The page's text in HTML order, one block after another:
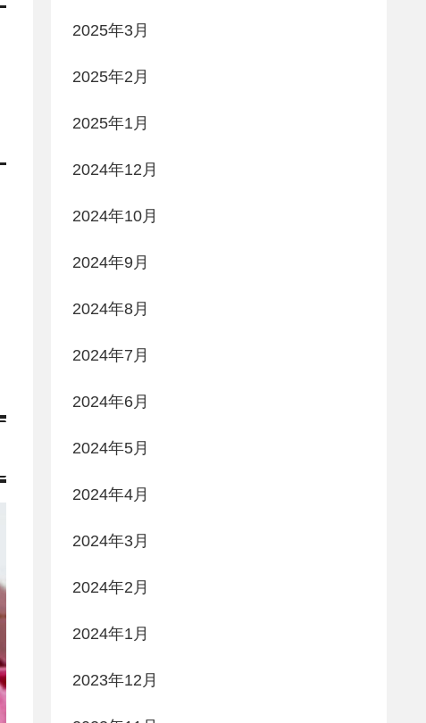
2025年3月
2025年2月
2025年1月
2024年12月
2024年10月
2024年9月
2024年8月
2024年7月
2024年6月
2024年5月
2024年4月
2024年3月
2024年2月
2024年1月
2023年12月